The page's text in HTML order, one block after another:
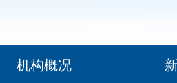
机构概况